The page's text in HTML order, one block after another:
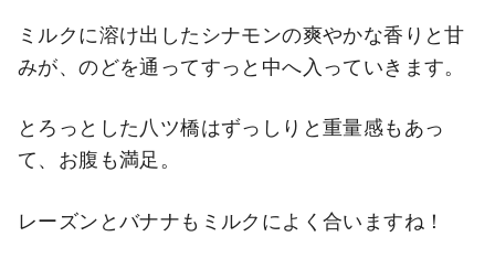
ミルクに溶け出したシナモンの爽やかな香りと甘
みが、のどを通ってすっと中へ入っていきます。
とろっとした八ツ橋はずっしりと重量感もあっ
て、お腹も満足。
レーズンとバナナもミルクによく合いますね！